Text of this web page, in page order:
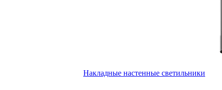
Накладные настенные светильники